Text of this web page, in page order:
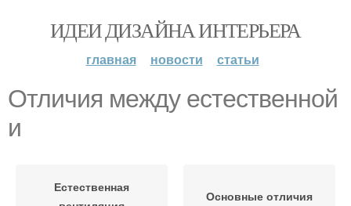
ИДЕИ ДИЗАЙНА ИНТЕРЬЕРА
главная новости статьи
Отличия между естественной
и
Естественная
Основные отличия